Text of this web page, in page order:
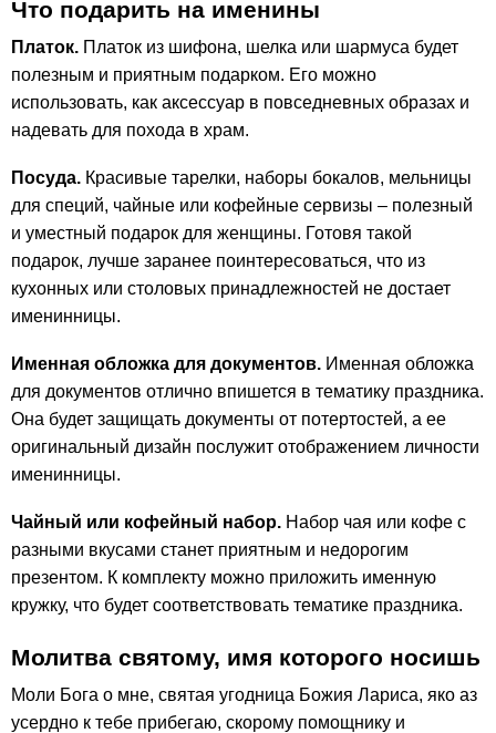
Что подарить на именины
Платок. Платок из шифона, шелка или шармуса будет
полезным и приятным подарком. Его можно
использовать, как аксессуар в повседневных образах и
надевать для похода в храм.
Посуда. Красивые тарелки, наборы бокалов, мельницы
для специй, чайные или кофейные сервизы – полезный
и уместный подарок для женщины. Готовя такой
подарок, лучше заранее поинтересоваться, что из
кухонных или столовых принадлежностей не достает
именинницы.
Именная обложка для документов. Именная обложка
для документов отлично впишется в тематику праздника.
Она будет защищать документы от потертостей, а ее
оригинальный дизайн послужит отображением личности
именинницы.
Чайный или кофейный набор. Набор чая или кофе с
разными вкусами станет приятным и недорогим
презентом. К комплекту можно приложить именную
кружку, что будет соответствовать тематике праздника.
Молитва святому, имя которого носишь
Моли Бога о мне, святая угодница Божия Лариса, яко аз
усердно к тебе прибегаю, скорому помощнику и